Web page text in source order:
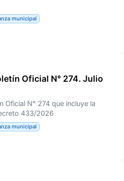
municipal
Oficial N° 274. Julio
Oficial N° 274 que incluye la
433/2026
municipal